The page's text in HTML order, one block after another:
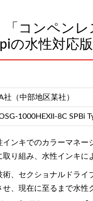
「コンペン
の水性対応
社（中部地区某社）
1000HEXII-8C SPBi
ンキでのカラーマネ
り組み、水性インキに
、セクショナルドラ
、現在に至るまで水性